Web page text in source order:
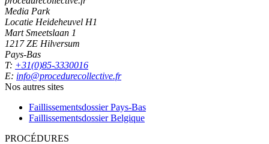
Media Park
Locatie Heideheuvel H1
Mart Smeetslaan 1
1217 ZE Hilversum
Pays-Bas
T: +31(0)85-3330016
E: info@procedurecollective.fr
Nos autres sites
Faillissementsdossier Pays-Bas
Faillissementsdossier Belgique
PROCÉDURES